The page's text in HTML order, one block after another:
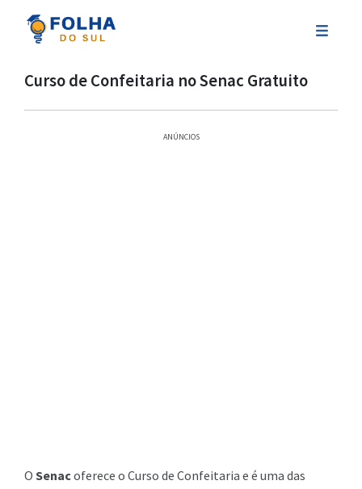
Curso de Confeitaria no Senac Gratuito
ANÚNCIOS
O Senacoferece o Curso de Confeitaria e é uma das